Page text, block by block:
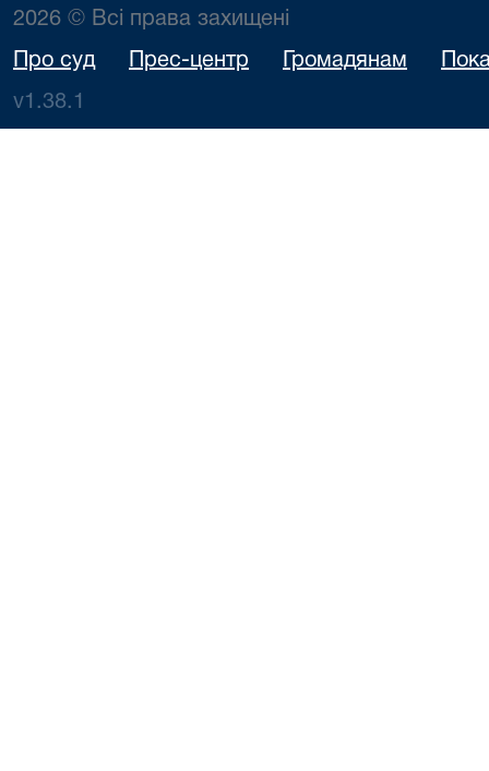
2026 © Всі права захищені
Про суд Прес-центр Громадянам
v1.38.1